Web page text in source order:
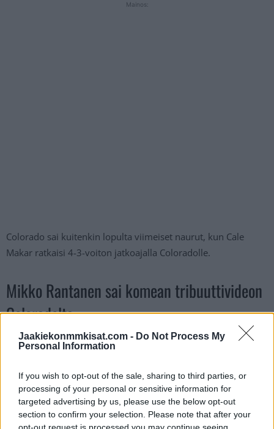
Jaakiekonmmkisat.com - Do Not Process My
Personal Information
If you wish to opt-out of the sale, sharing to third parties, or
processing of your personal or sensitive information for
targeted advertising by us, please use the below opt-out
section to confirm your selection. Please note that after your
Mainos:
Colorado sai kuitenkin lopulta viimeiset naurut, kun Cale
Makar ratkaisi 4-3-voiton jatkoajalla Coloradolle.
Mikko Rantanen sai komean tribuuttivideon
Coloradolta